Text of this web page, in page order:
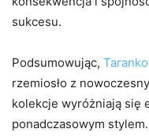
sukcesu.
Podsumowując, Taranko
rzemiosło z
kolekcje wyróżniają się
ponadczasowym